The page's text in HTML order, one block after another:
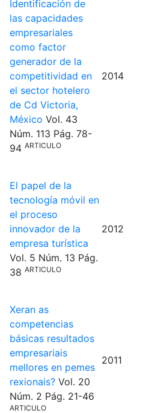
Identificación de
las capacidades
empresariales
como factor
generador de la
competitividad en
el sector hotelero
de Cd Victoria,
México Vol. 43
Núm. 113 Pág. 78-
94 ARTICULO
2014
El papel de la
tecnología móvil en
el proceso
innovador de la
empresa turística
Vol. 5 Núm. 13 Pág.
38 ARTICULO
2012
Xeran as
competencias
básicas resultados
empresariais
mellores en pemes
rexionais? Vol. 20
Núm. 2 Pág. 21-46
ARTICULO
2011